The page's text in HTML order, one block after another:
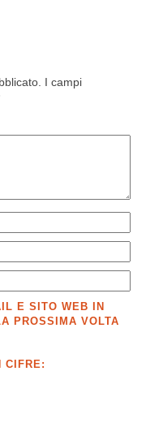
I campi
E SITO WEB IN
PROSSIMA VOLTA
CIFRE: